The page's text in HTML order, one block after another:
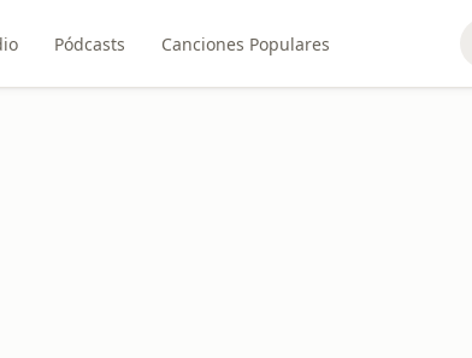
Pódcasts Canciones Populares